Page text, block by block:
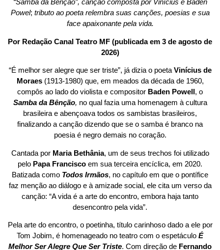
“Samba da Bênção”, canção composta por Vinícius e Baden
Powel; tributo ao poeta relembra suas canções, poesias e sua
face apaixonante pela vida.
Por Redação Canal Teatro MF (publicada em 3 de agosto de
2026)
“É melhor ser alegre que ser triste”, já dizia o poeta Vinícius de
Moraes(1913-1980) que, em meados da década de 1960,
compôs ao lado do violista e compositor Baden Powell, o
Samba da Bênção, no qual fazia uma homenagem à cultura
brasileira e abençoava todos os sambistas brasileiros,
finalizando a canção dizendo que se o samba é branco na
poesia é negro demais no coração.
Cantada por Maria Bethânia, um de seus trechos foi utilizado
pelo Papa Francisco em sua terceira encíclica, em 2020.
Batizada como Todos Irmãos, no capítulo em que o pontífice
faz menção ao diálogo e à amizade social, ele cita um verso da
canção: “A vida é a arte do encontro, embora haja tanto
desencontro pela vida”.
Pela arte do encontro, o poetinha, título carinhoso dado a ele por
Tom Jobim, é homenageado no teatro com o espetáculo É
Melhor Ser Alegre Que Ser Triste. Com direção de Fernando